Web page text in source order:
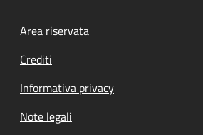
Footer menu
Area riservata
Crediti
Informativa privacy
Note legali